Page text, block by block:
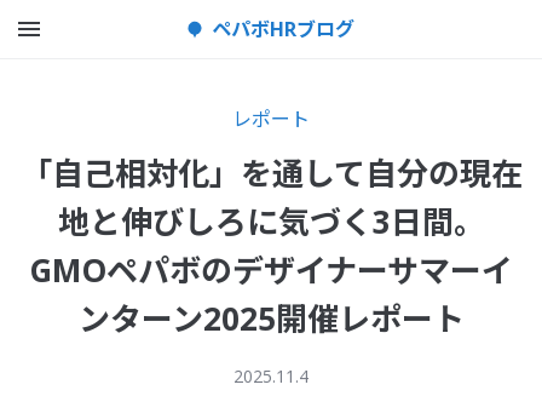
ペパボHRブログ
レポート
「自己相対化」を通して自分の現在
地と伸びしろに気づく3日間。
GMOペパボのデザイナーサマーイ
ンターン2025開催レポート
2025.11.4